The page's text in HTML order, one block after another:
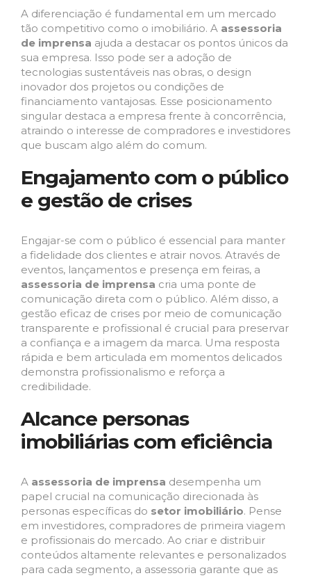
A diferenciação é fundamental em um mercado
tão competitivo como o imobiliário. A assessoria
de imprensa ajuda a destacar os pontos únicos da
sua empresa. Isso pode ser a adoção de
tecnologias sustentáveis nas obras, o design
inovador dos projetos ou condições de
financiamento vantajosas. Esse posicionamento
singular destaca a empresa frente à concorrência,
atraindo o interesse de compradores e investidores
que buscam algo além do comum.
Engajamento com o público
e gestão de crises
Engajar-se com o público é essencial para manter
a fidelidade dos clientes e atrair novos. Através de
eventos, lançamentos e presença em feiras, a
assessoria de imprensa cria uma ponte de
comunicação direta com o público. Além disso, a
gestão eficaz de crises por meio de comunicação
transparente e profissional é crucial para preservar
a confiança e a imagem da marca. Uma resposta
rápida e bem articulada em momentos delicados
demonstra profissionalismo e reforça a
credibilidade.
Alcance personas
imobiliárias com eficiência
A assessoria de imprensa desempenha um
papel crucial na comunicação direcionada às
personas específicas do setor imobiliário. Pense
em investidores, compradores de primeira viagem
e profissionais do mercado. Ao criar e distribuir
conteúdos altamente relevantes e personalizados
para cada segmento, a assessoria garante que as